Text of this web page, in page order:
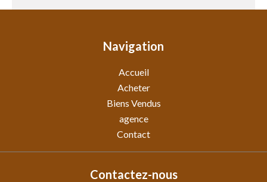
Navigation
Accueil
Acheter
Biens Vendus
agence
Contact
Contactez-nous